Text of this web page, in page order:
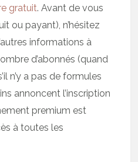
gratuit. Avant de vous
ou payant), n’hésitez
informations à
d’abonnés (quand
n’y a pas de formules
annoncent l’inscription
premium est
à toutes les